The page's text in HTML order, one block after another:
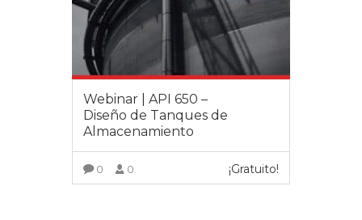
Webinar | API 650 –
Diseño de Tanques de
Almacenamiento
0 0 ¡Gratuito!